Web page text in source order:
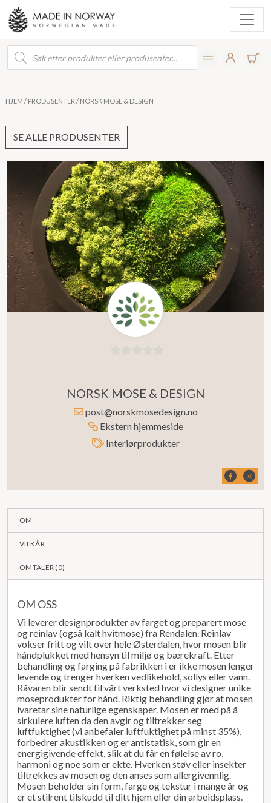
Products
search
HJEM / PRODUSENTER / NORSK MOSE & DESIGN
SE ALLE PRODUSENTER
av
5
NORSK MOSE & DESIGN
post@norskmosedesign.no
Ekstern hjemmeside
Interiørprodukter
OM
VILKÅR
OMTALER (0)
OM OSS
Vi leverer designprodukter av farget og preparert mose
og reinlav (også kalt hvitmose) fra Rendalen. Reinlav
vokser fritt og vilt over hele Østerdalen, hvor mosen blir
håndplukket med hensyn til miljø og bærekraft. Etter
behandling og farging på fabrikken i er ikke mosen lenger
levende og trenger hverken vedlikehold, sollys eller vann.
Råvaren blir sendt til vårt verksted hvor vi designer unike
moseprodukter for hånd. Riktig behandling gjør at mosen
ivaretar sine naturlige egenskaper. Mosen er med på å
sirkulere luften da den avgir og tiltrekker seg
luftfuktighet (vi anbefaler luftfuktighet på minst 35%),
forbedrer akustikken og er antistatisk, som gir en
energigivende effekt, slik at du får en følelse av ro,
harmoni og noe som er ekte. Hverken støv eller insekter
tiltrekkes av mosen og den anses som allergivennlig.
Mosen beholder sin form, farge og tekstur i mange år og
er et stilrent tilskudd til ditt hjem eller din arbeidsplass.